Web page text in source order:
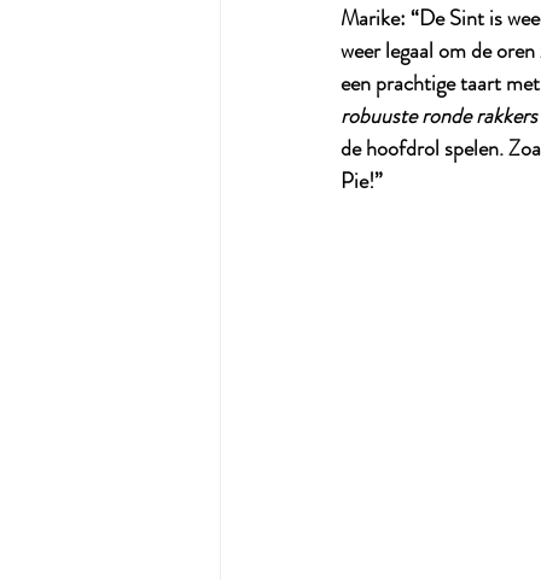
Marike: “De Sint is
weer legaal om de
een prachtige taart
robuuste ronde rakkers
de hoofdrol spelen.
Pie!”